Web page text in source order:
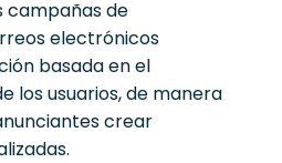
campañas de
electrónicos
basada en el
los usuarios, de manera
crear